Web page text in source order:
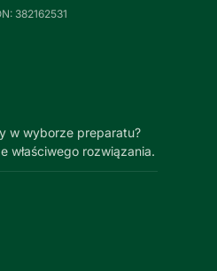
382162531
w wyborze preparatu?
właściwego rozwiązania.